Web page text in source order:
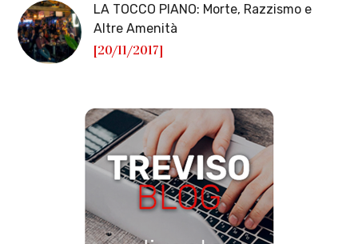
LA TOCCO PIANO: Morte, Razzismo e
Altre Amenità
[20/11/2017]